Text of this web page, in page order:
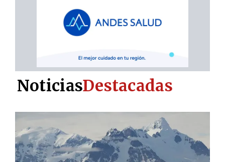
NoticiasDestacadas